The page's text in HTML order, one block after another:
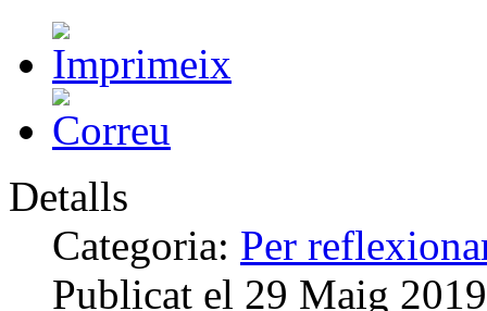
Detalls
Categoria: Per
Publicat el 29 Maig 2019